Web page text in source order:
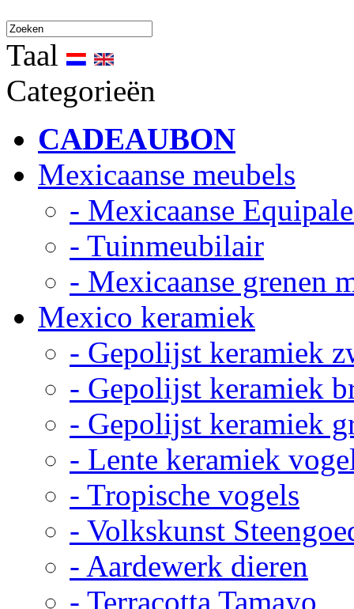
Taal
Categorieën
CADEAUBON
Mexicaanse meubels
- Mexicaanse
- Tuinmeubilair
- Mexicaanse grenen
Mexico keramiek
- Gepolijst keramiek
- Gepolijst keramiek
- Gepolijst keramiek
- Lente keramiek
- Tropische vogels
- Volkskunst
- Aardewerk dieren
- Terracotta Tamayo